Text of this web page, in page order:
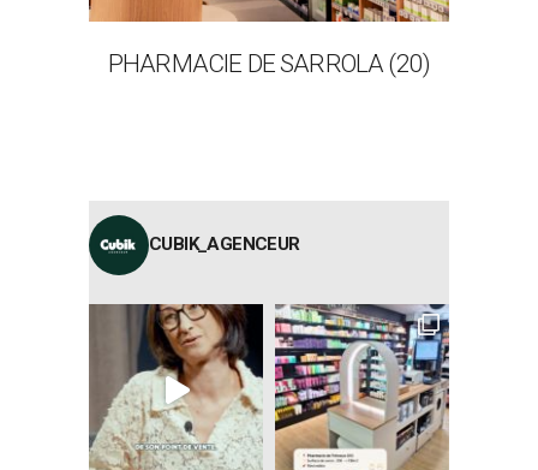
PHARMACIE DE SARROLA (20)
CUBIK_AGENCEUR